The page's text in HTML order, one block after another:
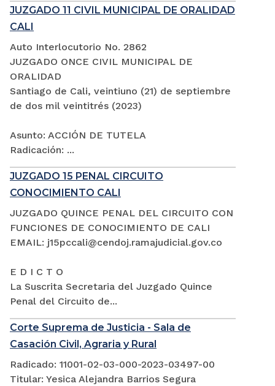
JUZGADO 11 CIVIL MUNICIPAL DE ORALIDAD
CALI
Auto Interlocutorio No. 2862
JUZGADO ONCE CIVIL MUNICIPAL DE
ORALIDAD
Santiago de Cali, veintiuno (21) de septiembre
de dos mil veintitrés (2023)
Asunto: ACCIÓN DE TUTELA
Radicación: ...
JUZGADO 15 PENAL CIRCUITO
CONOCIMIENTO CALI
JUZGADO QUINCE PENAL DEL CIRCUITO CON
FUNCIONES DE CONOCIMIENTO DE CALI
EMAIL: j15pccali@cendoj.ramajudicial.gov.co
E D I C T O
La Suscrita Secretaria del Juzgado Quince
Penal del Circuito de...
Corte Suprema de Justicia - Sala de
Casación Civil, Agraria y Rural
Radicado: 11001-02-03-000-2023-03497-00
Titular: Yesica Alejandra Barrios Segura